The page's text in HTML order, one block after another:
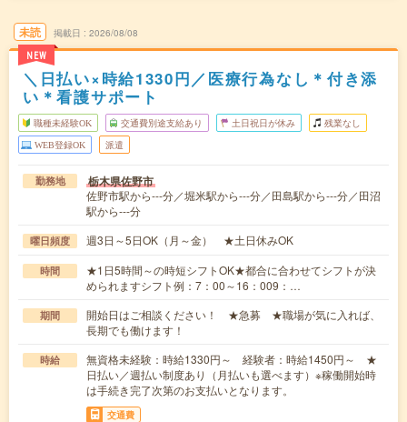
未読
NEW
掲載日 2026/08/08
＼日払い×時給1330円／医療行為なし＊付き添
い＊看護サポート
職種未経験OK 交通費別途支給あり 土日祝日が休み 残業なし
WEB登録OK 派遣
勤務地 栃木県佐野市
佐野市駅から---分／堀米駅から---分／田島駅から---分／田沼
駅から---分
曜日頻度 週3日～5日OK（月～金） ★土日休みOK
時間
★1日5時間～の時短シフトOK★都合に合わせてシフトが決
められますシフト例：7：00～16：009：…
期間
開始日はご相談ください！ ★急募 ★職場が気に入れば、
長期でも働けます！
時給
無資格未経験：時給1330円～ 経験者：時給1450円～ ★
日払い／週払い制度あり（月払いも選べます）※稼働開始時
は手続き完了次第のお支払いとなります。
交通費